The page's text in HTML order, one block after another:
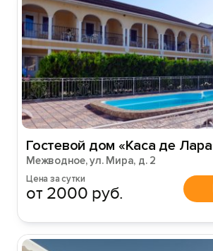
Гостевой дом «Каса де
Межводное, ул. Мира, д. 2
Цена за сутки
от 2000 руб.